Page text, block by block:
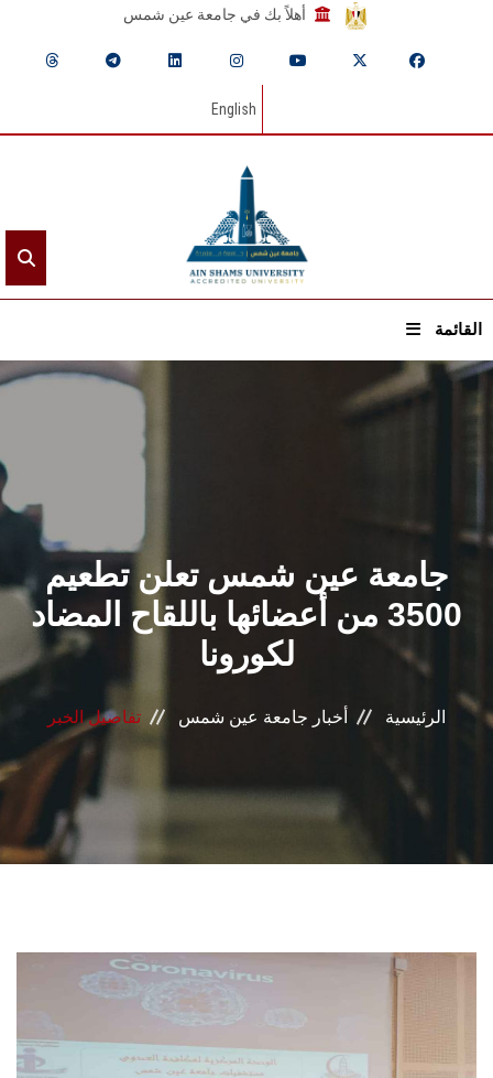
أهلاً بك في جامعة عين شمس
English
القائمة
الرئيسيـة
القطاعـات
الشئون الأكاديمية
البحث العلمي
المراكز والوحدات
الأنظمة الذكية
هيئة التدريس
جامعة عين شمس تعلن تطعيم
3500 من أعضائها باللقاح المضاد
لكورونا
الرئيسية أخبار جامعة عين شمس تفاصيل الخبر